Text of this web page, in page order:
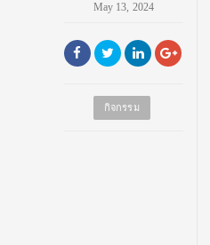
May 13, 2024
กิจกรรม